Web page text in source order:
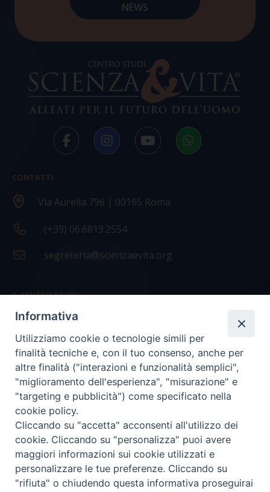
CONTATTI
Via Aurelia 796 | 00165 Roma
(+39) 06.6819.2554
segreteria@scienzaevita.org
IL CENTRO STUDI
La nostra storia
Statuto
Presidenza e ufficio presidenza
Consiglio scientifico
Coordinamento nazionale
COPYRIGHT Scienza & Vita - C.F96600690588- Tutti i
Informativa
Utilizziamo cookie o tecnologie simili per
finalità tecniche e, con il tuo consenso, anche per
altre finalità ("interazioni e funzionalità semplici",
"miglioramento dell'esperienza", "misurazione" e
"targeting e pubblicità") come specificato nella
cookie policy.
Cliccando su "accetta" acconsenti all'utilizzo dei
cookie. Cliccando su "personalizza" puoi avere
maggiori informazioni sui cookie utilizzati e
personalizzare le tue preferenze. Cliccando su
"rifiuta" o chiudendo questa informativa proseguirai